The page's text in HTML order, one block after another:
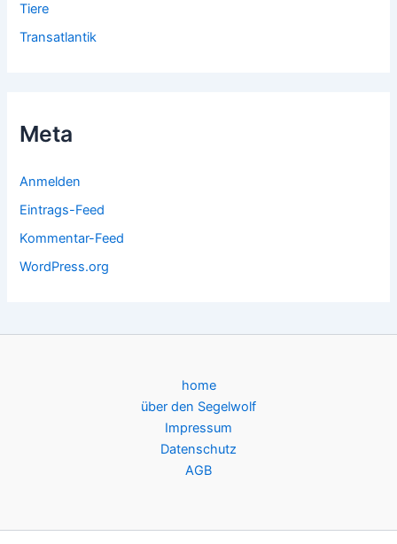
Tiere
Transatlantik
Meta
Anmelden
Eintrags-Feed
Kommentar-Feed
WordPress.org
home
über den Segelwolf
Impressum
Datenschutz
AGB